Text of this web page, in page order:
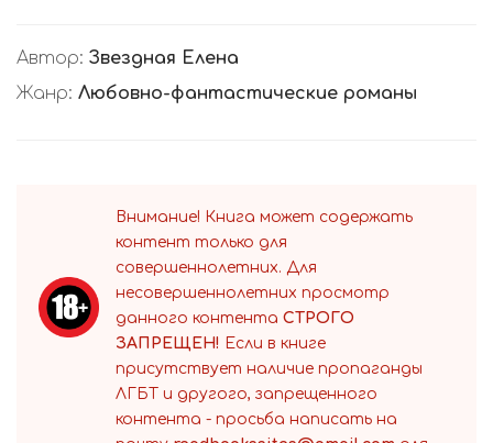
Автор: Звездная Елена
Жанр: Любовно-фантастические романы
Внимание! Книга может содержать
контент только для
совершеннолетних. Для
несовершеннолетних просмотр
данного контента СТРОГО
ЗАПРЕЩЕН! Если в книге
присутствует наличие пропаганды
ЛГБТ и другого, запрещенного
контента - просьба написать на